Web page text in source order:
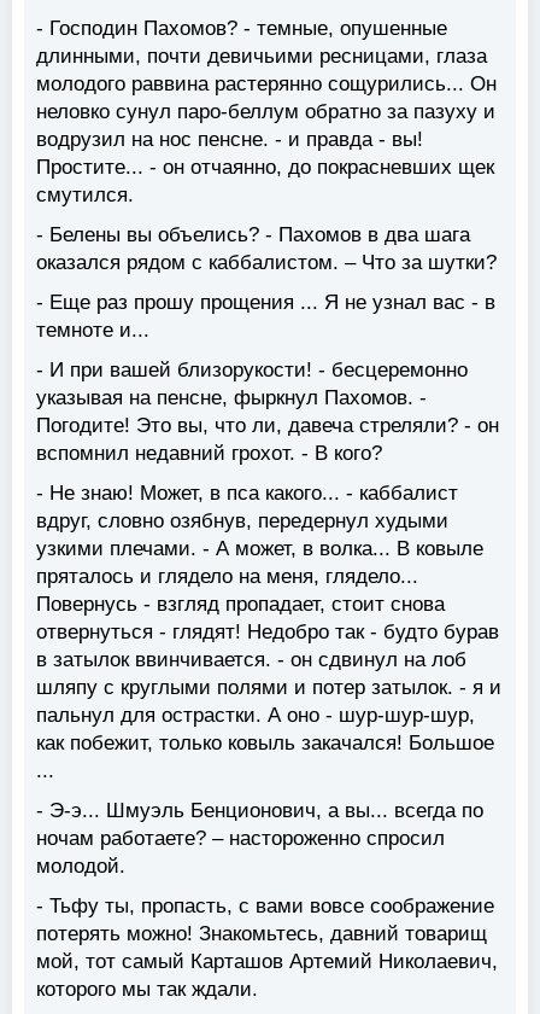
- Господин Пахомов? - темные, опушенные
длинными, почти девичьими ресницами, глаза
молодого раввина растерянно сощурились... Он
неловко сунул паро-беллум обратно за пазуху и
водрузил на нос пенсне. - и правда - вы!
Простите... - он отчаянно, до покрасневших щек
смутился.
- Белены вы объелись? - Пахомов в два шага
оказался рядом с каббалистом. – Что за шутки?
- Еще раз прошу прощения ... Я не узнал вас - в
темноте и...
- И при вашей близорукости! - бесцеремонно
указывая на пенсне, фыркнул Пахомов. -
Погодите! Это вы, что ли, давеча стреляли? - он
вспомнил недавний грохот. - В кого?
- Не знаю! Может, в пса какого... - каббалист
вдруг, словно озябнув, передернул худыми
узкими плечами. - А может, в волка... В ковыле
пряталось и глядело на меня, глядело...
Повернусь - взгляд пропадает, стоит снова
отвернуться - глядят! Недобро так - будто бурав
в затылок ввинчивается. - он сдвинул на лоб
шляпу с круглыми полями и потер затылок. - я и
пальнул для острастки. А оно - шур-шур-шур,
как побежит, только ковыль закачался! Большое
...
- Э-э... Шмуэль Бенционович, а вы... всегда по
ночам работаете? – настороженно спросил
молодой.
- Тьфу ты, пропасть, с вами вовсе соображение
потерять можно! Знакомьтесь, давний товарищ
мой, тот самый Карташов Артемий Николаевич,
которого мы так ждали.